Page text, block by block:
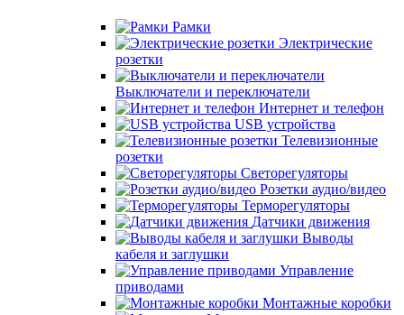
Рамки
Электрические
розетки
Выключатели и переключатели
Интернет и телефон
USB устройства
Телевизионные
розетки
Светорегуляторы
Розетки аудио/видео
Терморегуляторы
Датчики движения
Выводы
кабеля и заглушки
Управление
приводами
Монтажные коробки